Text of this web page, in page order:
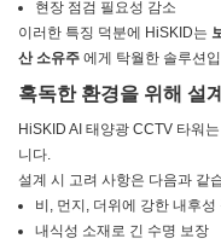
현장 점검 필요성 감소
이러한 특징 덕분에 HiSKID는
산 소유주 에게 탁월한 솔루션
혹독한 환경을 위해 설
HiSKID AI 태양광 CCTV 타워
니다.
설계 시 고려 사항은 다음과 같
비, 먼지, 더위에 강한 내후성
내식성 소재로 긴 수명 보장